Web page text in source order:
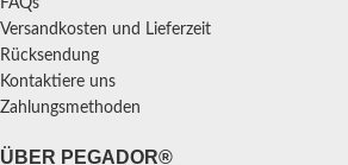
FAQs
Versandkosten und Lieferzeit
Rücksendung
Kontaktiere uns
Zahlungsmethoden
ÜBER PEGADOR®